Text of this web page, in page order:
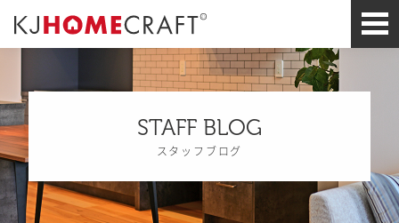
STAFF BLOG
スタッフブログ